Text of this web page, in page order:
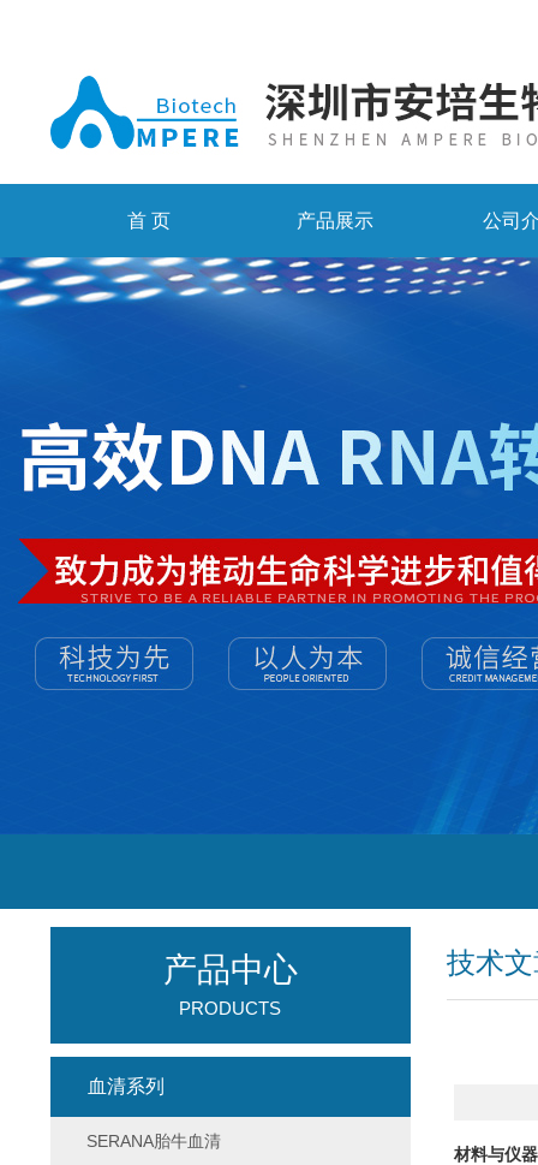
首 页 产品展示 公司
技术
材料与仪器
产品中心
PRODUCTS
血清系列
SERANA胎牛血清